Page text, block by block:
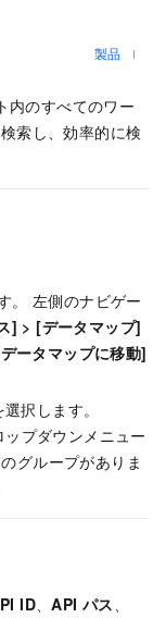
製品
内のすべてのワー
索し、効率的に検
。 左側のナビゲー
] > [データマップ]
ータマップに移動]
択します。
プダウンメニュー
グループがありま
ID、API パス、